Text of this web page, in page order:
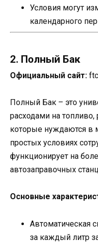
Условия могут
календарного
2. Полный Бак
Официальный сайт:
Полный Бак – это
расходами на топливо,
которые нуждаются в
простых условиях
функционирует на
автозаправочных
Основные
Автоматическая
за каждый литр